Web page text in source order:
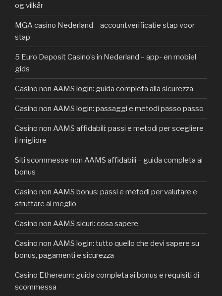
og vilkår
MGA casino Nederland – accountverificatie stap voor
stap
5 Euro Deposit Casino’s in Nederland – app- en mobiel
gids
Casino non AAMS login: guida completa alla sicurezza
Casino non AAMS login: passaggi e metodi passo passo
Casino non AAMS affidabili: passi e metodi per scegliere
il migliore
Siti scommesse non AAMS affidabili – guida completa ai
bonus
Casino non AAMS bonus: passi e metodi per valutare e
sfruttare al meglio
Casino non AAMS sicuri: cosa sapere
Casino non AAMS login: tutto quello che devi sapere su
bonus, pagamenti e sicurezza
Casino Ethereum: guida completa ai bonus e requisiti di
scommessa